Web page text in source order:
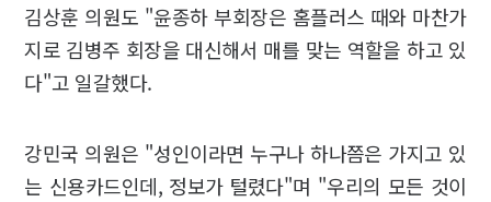
김상훈 의원도 "윤종하 부회장은 홈플러스 때와 마찬가
지로 김병주 회장을 대신해서 매를 맞는 역할을 하고 있
다"고 일갈했다.
강민국 의원은 "성인이라면 누구나 하나쯤은 가지고 있
는 신용카드인데, 정보가 털렸다"며 "우리의 모든 것이